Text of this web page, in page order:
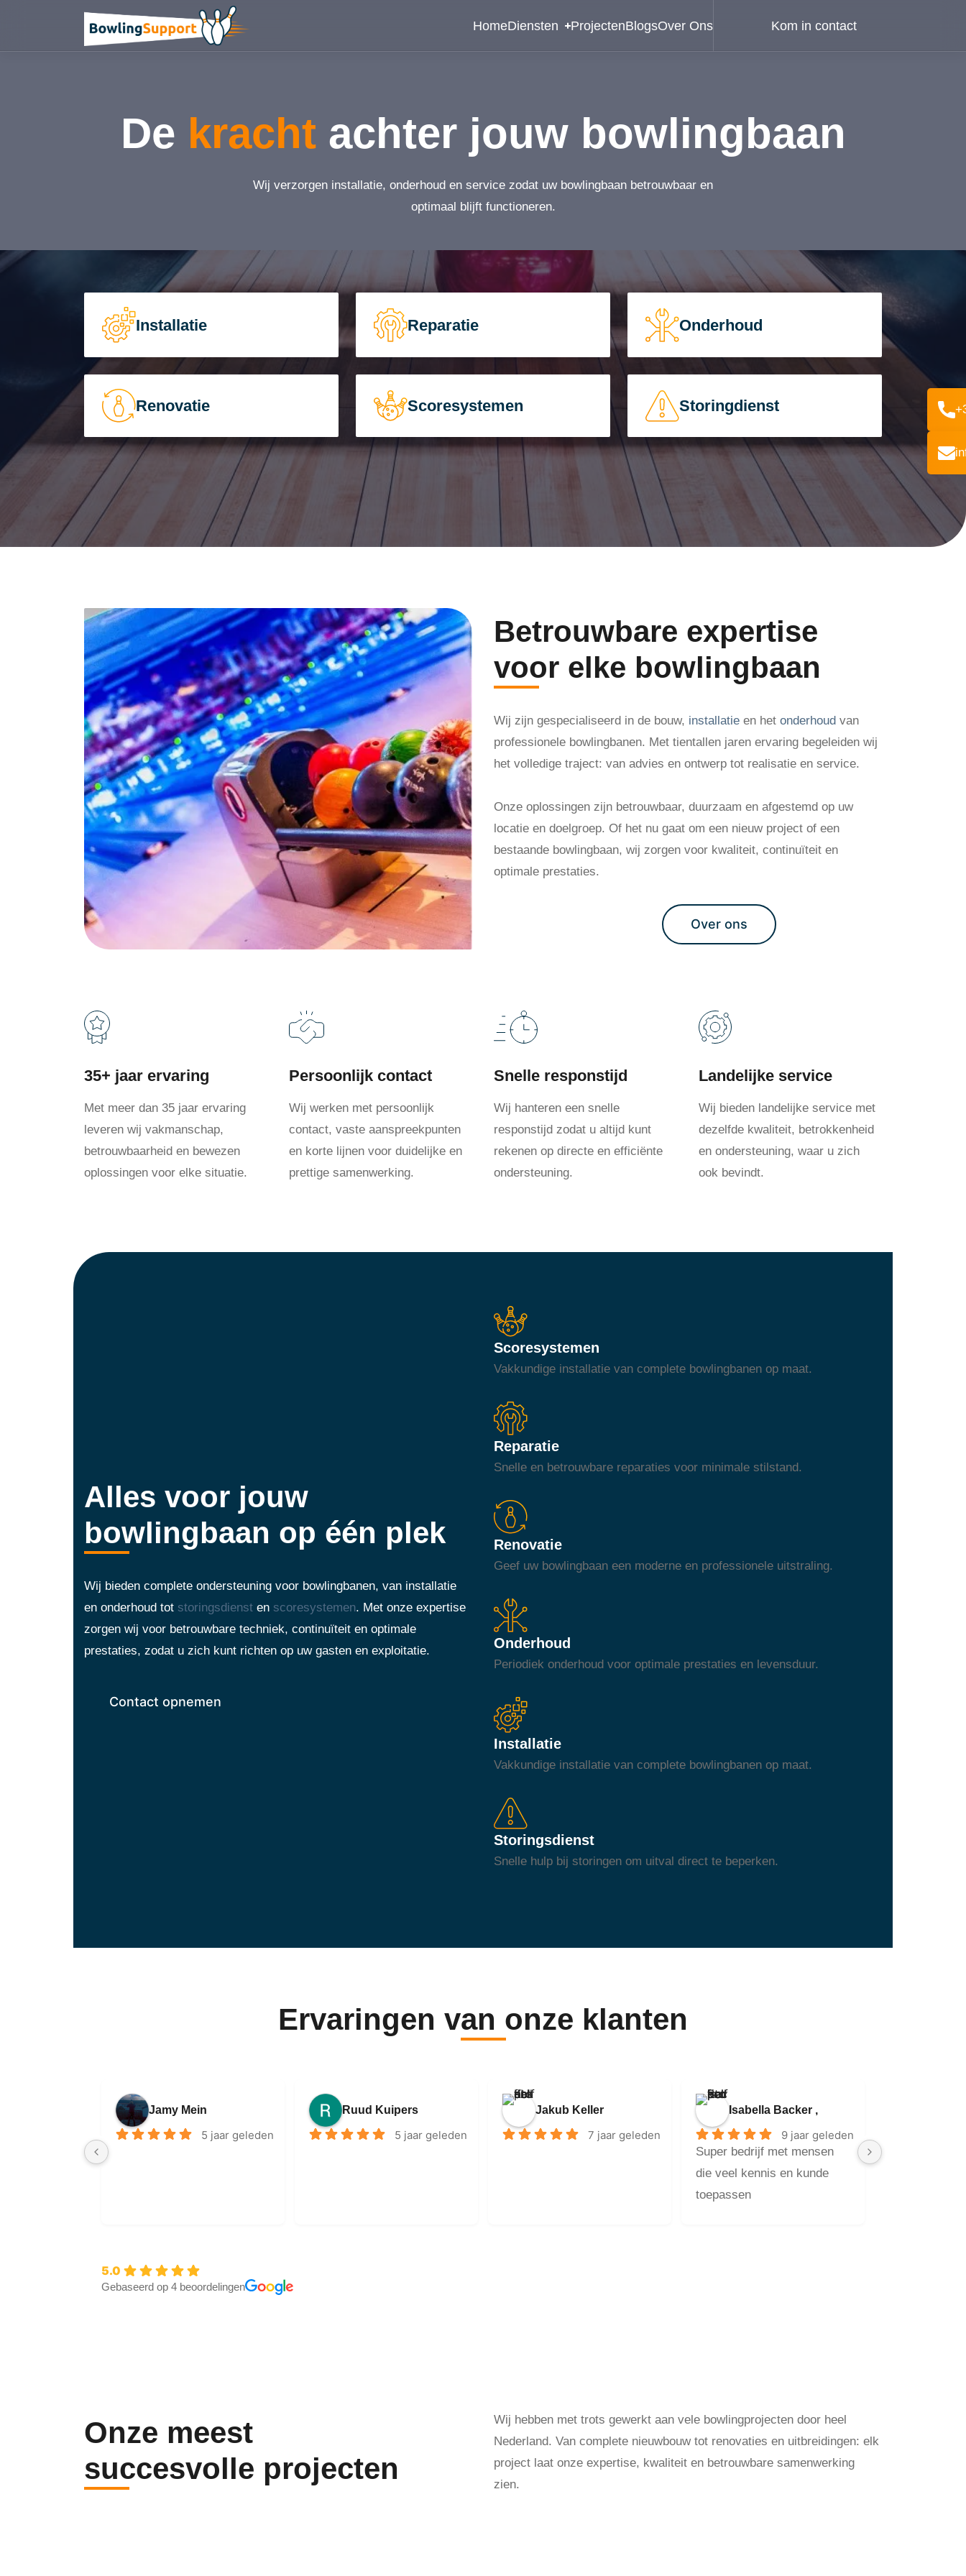
HomeDiensten ProjectenBlogsOver Ons Kom in contact
De krachtachter jouw bowlingbaan
Wij verzorgen installatie, onderhoud en service zodat uw bowlingbaan betrouwbaar en
optimaal blijft functioneren.
Installatie Reparatie Onderhoud
Renovatie Scoresystemen Storingdienst
Betrouwbare expertise
voor elke bowlingbaan
Wij zijn gespecialiseerd in de bouw, installatie en het onderhoud van
professionele bowlingbanen. Met tientallen jaren ervaring begeleiden wij
het volledige traject: van advies en ontwerp tot realisatie en service.
Onze oplossingen zijn betrouwbaar, duurzaam en afgestemd op uw
locatie en doelgroep. Of het nu gaat om een nieuw project of een
bestaande bowlingbaan, wij zorgen voor kwaliteit, continuïteit en
optimale prestaties.
Over ons
35+ jaar ervaring
Met meer dan 35 jaar ervaring
leveren wij vakmanschap,
betrouwbaarheid en bewezen
oplossingen voor elke situatie.
Persoonlijk contact
Wij werken met persoonlijk
contact, vaste aanspreekpunten
en korte lijnen voor duidelijke en
prettige samenwerking.
Snelle responstijd
Wij hanteren een snelle
responstijd zodat u altijd kunt
rekenen op directe en efficiënte
ondersteuning.
Landelijke service
Wij bieden landelijke service met
dezelfde kwaliteit, betrokkenheid
en ondersteuning, waar u zich
ook bevindt.
Alles voor jouw
bowlingbaan op één plek
Wij bieden complete ondersteuning voor bowlingbanen, van installatie
en onderhoud tot storingsdienst en scoresystemen. Met onze expertise
zorgen wij voor betrouwbare techniek, continuïteit en optimale
prestaties, zodat u zich kunt richten op uw gasten en exploitatie.
Contact opnemen
Scoresystemen
Vakkundige installatie van complete bowlingbanen op maat.
Reparatie
Snelle en betrouwbare reparaties voor minimale stilstand.
Renovatie
Geef uw bowlingbaan een moderne en professionele uitstraling.
Onderhoud
Periodiek onderhoud voor optimale prestaties en levensduur.
Installatie
Vakkundige installatie van complete bowlingbanen op maat.
Storingsdienst
Snelle hulp bij storingen om uitval direct te beperken.
Ervaringen van onze klanten
Jamy Mein
5 jaar geleden
Ruud Kuipers
5 jaar geleden
Jakub Keller
7 jaar geleden
Isabella Backer ,
9 jaar geleden
Super bedrijf met mensen
die veel kennis en kunde
toepassen
5.0
Gebaseerd op 4 beoordelingen
Onze meest
succesvolle projecten
Wij hebben met trots gewerkt aan vele bowlingprojecten door heel
Nederland. Van complete nieuwbouw tot renovaties en uitbreidingen: elk
project laat onze expertise, kwaliteit en betrouwbare samenwerking
zien.